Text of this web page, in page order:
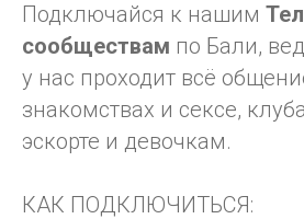
Подключайся к нашим
сообществам по Бали,
у нас проходит всё
знакомствах и сексе,
эскорте и девочкам.
КАК ПОДКЛЮЧИТЬСЯ: